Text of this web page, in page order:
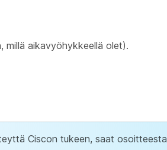
millä aikavyöhykkeellä olet).
Ciscon tukeen, saat osoitteesta